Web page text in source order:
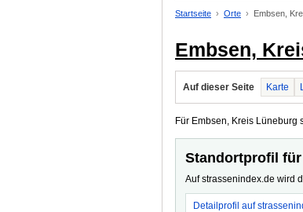
Startseite Orte Embsen,
Embsen,
Auf dieser Seite Karte
Für Embsen, Kreis
Standortprofil
Auf strassenindex.de wird
Detailprofil auf